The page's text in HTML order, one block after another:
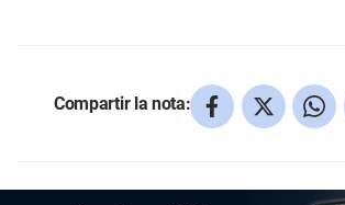
Compartir la nota: